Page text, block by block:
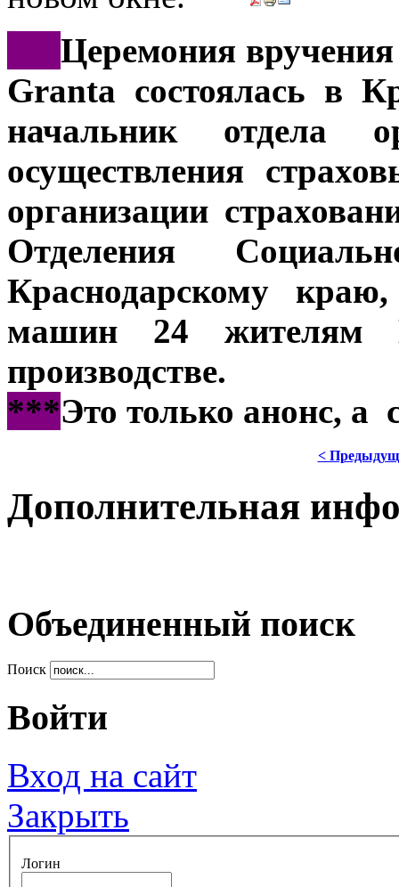
Церемония
Granta состоялась в
начальник отдела
осуществления
организации
Отделения
Краснодарскому
машин 24 жителям
производстве.
***Это только анонс, а
<
Дополнительная
Объединенный поиск
Поиск
Войти
Вход на сайт
Закрыть
Логин